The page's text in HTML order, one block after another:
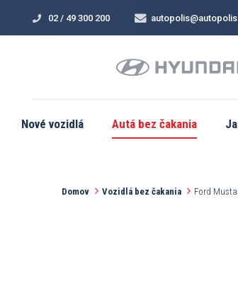
02 / 49 300 200
Nové vozidlá Autá bez čakania
Domov Vozidlá bez čakania Ford